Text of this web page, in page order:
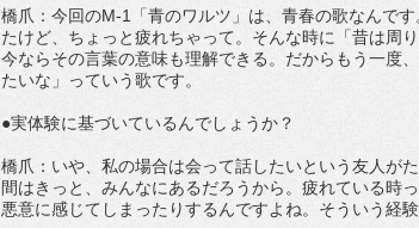
橋爪：今回のM-1「青のワルツ」は、青春の歌なんで
たけど、ちょっと疲れちゃって。そんな時に「昔は周
今ならその言葉の意味も理解できる。だからもう一度
たいな」っていう歌です。
●実体験に基づいているんでしょうか？
橋爪：いや、私の場合は会って話したいという友人が
間はきっと、みんなにあるだろうから。疲れている時
悪意に感じてしまったりするんですよね。そういう経